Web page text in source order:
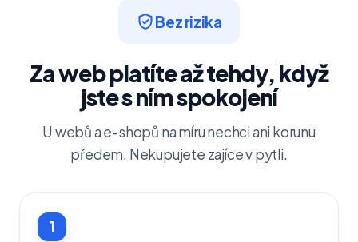
Bez rizika
Za web platíte až tehdy, když
jste s ním spokojení
U webů a e-shopů na míru nechci ani korunu
předem. Nekupujete zajíce v pytli.
1